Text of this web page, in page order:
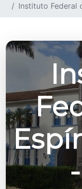
Instituto Federal